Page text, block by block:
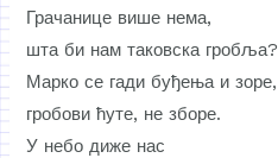
Грачанице више нема,
шта би нам таковска гробља?
Марко се гади буђења и зоре,
гробови ћуте, не зборе.
У небо диже нас